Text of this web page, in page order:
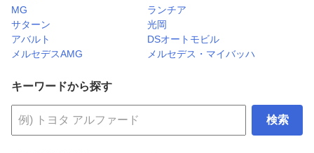
MG
ランチア
サターン
光岡
アバルト
DSオートモビル
メルセデスAMG
メルセデス・マイバッハ
キーワードから探す
検索